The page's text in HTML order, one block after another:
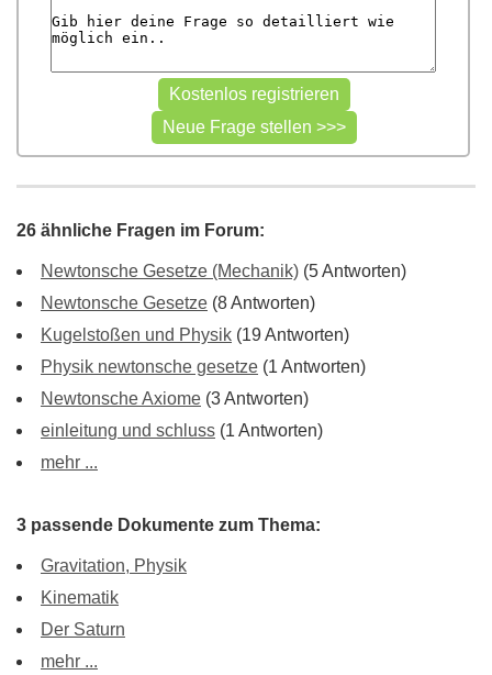
26 ähnliche Fragen im Forum:
Newtonsche Gesetze (Mechanik) (5 Antworten)
Newtonsche Gesetze (8 Antworten)
Kugelstoßen und Physik (19 Antworten)
Physik newtonsche gesetze (1 Antworten)
Newtonsche Axiome (3 Antworten)
einleitung und schluss (1 Antworten)
mehr ...
3 passende Dokumente zum Thema:
Gravitation, Physik
Kinematik
Der Saturn
mehr ...